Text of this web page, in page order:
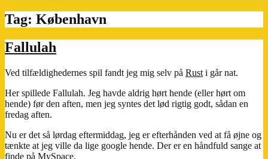
Tag: København
Fallulah
Ved tilfældighedernes spil fandt jeg mig selv på Rust i går nat.
Her spillede Fallulah. Jeg havde aldrig hørt hende (eller hørt om
hende) før den aften, men jeg syntes det lød rigtig godt, sådan en
fredag aften.
Nu er det så lørdag eftermiddag, jeg er efterhånden ved at få øjne og
tænkte at jeg ville da lige google hende. Der er en håndfuld sange at
finde på MySpace.